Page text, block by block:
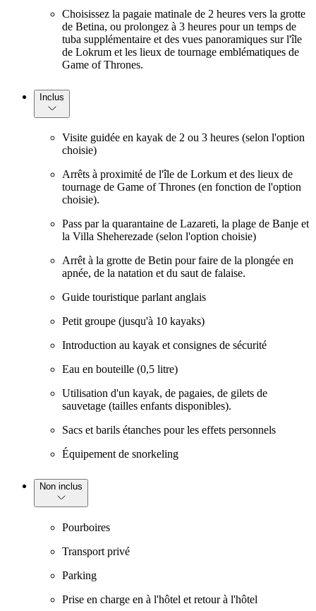
Choisissez la pagaie matinale de 2 heures vers la grotte
de Betina, ou prolongez à 3 heures pour un temps de
tuba supplémentaire et des vues panoramiques sur l'île
de Lokrum et les lieux de tournage emblématiques de
Game of Thrones.
Inclus
Visite guidée en kayak de 2 ou 3 heures (selon l'option
choisie)
Arrêts à proximité de l'île de Lorkum et des lieux de
tournage de Game of Thrones (en fonction de l'option
choisie).
Pass par la quarantaine de Lazareti, la plage de Banje et
la Villa Sheherezade (selon l'option choisie)
Arrêt à la grotte de Betin pour faire de la plongée en
apnée, de la natation et du saut de falaise.
Guide touristique parlant anglais
Petit groupe (jusqu'à 10 kayaks)
Introduction au kayak et consignes de sécurité
Eau en bouteille (0,5 litre)
Utilisation d'un kayak, de pagaies, de gilets de
sauvetage (tailles enfants disponibles).
Sacs et barils étanches pour les effets personnels
Équipement de snorkeling
Non inclus
Pourboires
Transport privé
Parking
Prise en charge en à l'hôtel et retour à l'hôtel